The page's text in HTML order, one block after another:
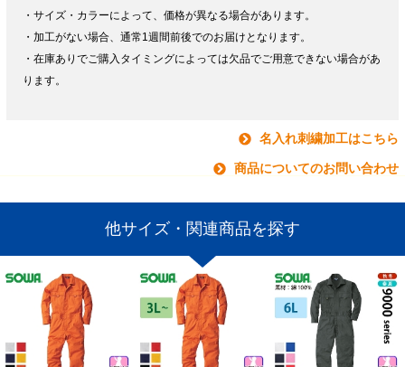
・サイズ・カラーによって、価格が異なる場合があります。
・加工がない場合、通常1週間前後でのお届けとなります。
・在庫ありでご購入タイミングによっては欠品でご用意できない場合があ
ります。
名入れ刺繍加工はこちら
商品についてのお問い合わせ
他サイズ・関連商品を探す